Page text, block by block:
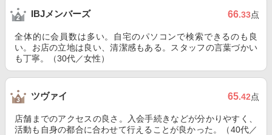
IBJメンバーズ 66.33点
全体的に会員数は多い。自宅のパソコンで検索できるのも良
い。お店の立地は良い、清潔感もある。スタッフの言葉づかい
も丁寧。（30代／女性）
ツヴァイ 65.42点
店舗までのアクセスの良さ。入会手続きなどが分かりやすく、
活動も自身の都合に合わせて行えることが良かった。（40代／